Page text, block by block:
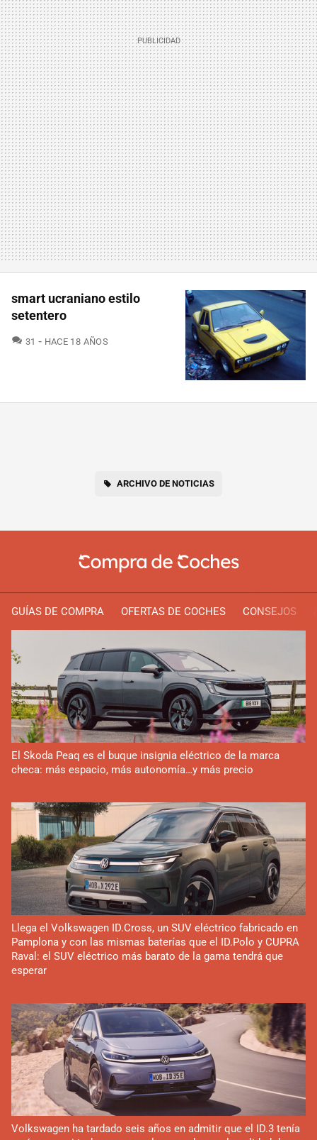
smart ucraniano estilo
setentero
31 COMENTARIOS
HACE 18 AÑOS
ARCHIVO DE NOTICIAS
GUÍAS DE COMPRA OFERTAS DE COCHES CONSEJOS
El Skoda Peaq es el buque insignia eléctrico de la marca
checa: más espacio, más autonomía…y más precio
Llega el Volkswagen ID.Cross, un SUV eléctrico fabricado en
Pamplona y con las mismas baterías que el ID.Polo y CUPRA
Raval: el SUV eléctrico más barato de la gama tendrá que
esperar
Volkswagen ha tardado seis años en admitir que el ID.3 tenía